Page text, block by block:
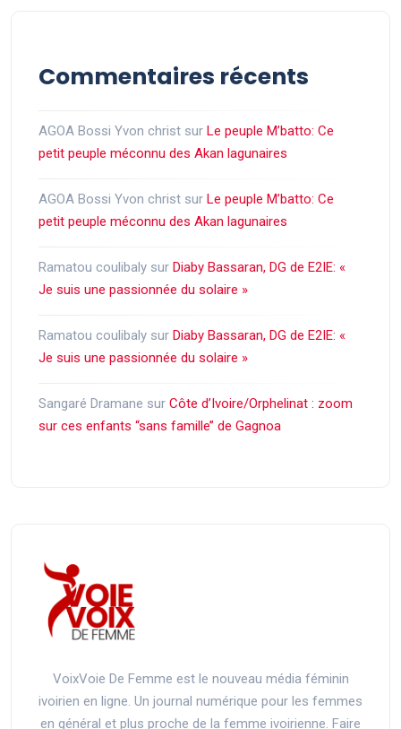
Commentaires récents
AGOA Bossi Yvon christ sur Le peuple M’batto: Ce
petit peuple méconnu des Akan lagunaires
AGOA Bossi Yvon christ sur Le peuple M’batto: Ce
petit peuple méconnu des Akan lagunaires
Ramatou coulibaly sur Diaby Bassaran, DG de E2IE: «
Je suis une passionnée du solaire »
Ramatou coulibaly sur Diaby Bassaran, DG de E2IE: «
Je suis une passionnée du solaire »
Sangaré Dramane sur Côte d’Ivoire/Orphelinat : zoom
sur ces enfants ‘‘sans famille’’ de Gagnoa
VoixVoie De Femme est le nouveau média féminin
ivoirien en ligne. Un journal numérique pour les femmes
en général et plus proche de la femme ivoirienne. Faire